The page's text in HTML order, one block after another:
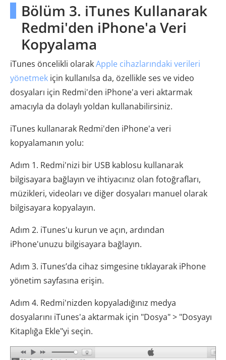
Bölüm 3. iTunes Kullanarak
Redmi'den iPhone'a Veri
Kopyalama
iTunes öncelikli olarakApple cihazlarındaki verileri
yönetmek için kullanılsa da, özellikle ses ve video
dosyaları için Redmi'den iPhone'a veri aktarmak
amacıyla da dolaylı yoldan kullanabilirsiniz.
iTunes kullanarak Redmi'den iPhone'a veri
kopyalamanın yolu:
Adım 1. Redmi'nizi bir USB kablosu kullanarak
bilgisayara bağlayın ve ihtiyacınız olan fotoğrafları,
müzikleri, videoları ve diğer dosyaları manuel olarak
bilgisayara kopyalayın.
Adım 2. iTunes'u kurun ve açın, ardından
iPhone'unuzu bilgisayara bağlayın.
Adım 3. iTunes’da cihaz simgesine tıklayarak iPhone
yönetim sayfasına erişin.
Adım 4. Redmi'nizden kopyaladığınız medya
dosyalarını iTunes'a aktarmak için "Dosya" > "Dosyayı
Kitaplığa Ekle"yi seçin.